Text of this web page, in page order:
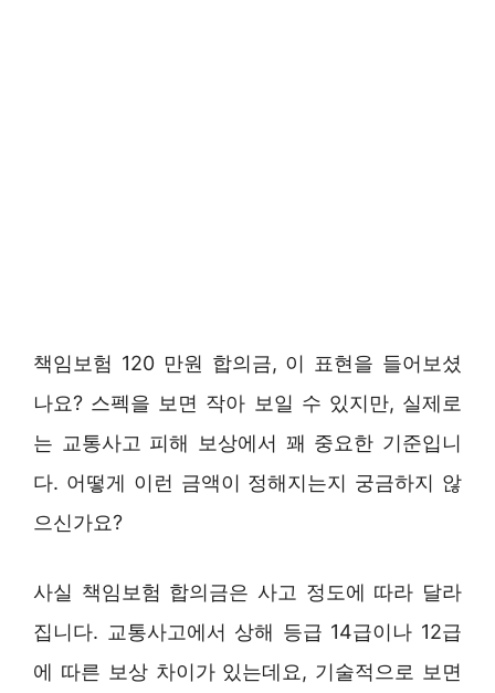
책임보험 120 만원 합의금, 이 표현을 들어보셨
나요? 스펙을 보면 작아 보일 수 있지만, 실제로
는 교통사고 피해 보상에서 꽤 중요한 기준입니
다. 어떻게 이런 금액이 정해지는지 궁금하지 않
으신가요?
사실 책임보험 합의금은 사고 정도에 따라 달라
집니다. 교통사고에서 상해 등급 14급이나 12급
에 따른 보상 차이가 있는데요, 기술적으로 보면